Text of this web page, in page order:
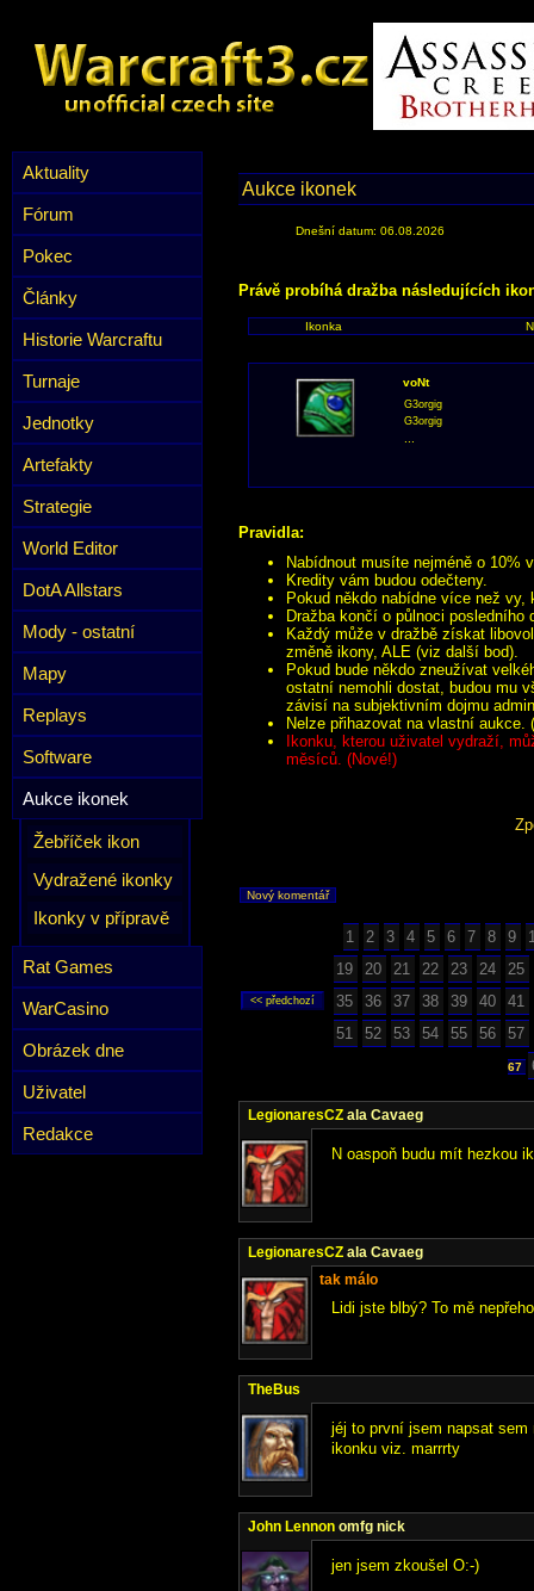
Aktuality
Fórum
Pokec
Články
Historie Warcraftu
Turnaje
Jednotky
Artefakty
Strategie
World Editor
DotA Allstars
Mody - ostatní
Mapy
Replays
Software
Aukce ikonek
Žebříček ikon
Vydražené ikonky
Ikonky v přípravě
Rat Games
WarCasino
Obrázek dne
Uživatel
Redakce
Aukce ikonek
Dnešní datum: 06.08.2026
Právě probíhá dražba následujících
Ikonka
voNt
G3orgig
G3orgig
Pravidla:
Nabídnout musíte nejméně o
Kredity vám budou odečteny.
Pokud někdo nabídne více než
Dražba končí o půlnoci posledního
Každý může v dražbě získat
změně ikony, ALE (viz další bod).
Pokud bude někdo zneužívat
ostatní nemohli dostat, budou mu
závisí na subjektivním dojmu
Nelze přihazovat na vlastní aukce.
Ikonku, kterou uživatel vydraží,
měsíců. (Nové!)
Nový komentář
1 2 3 4 5 6 7 8 9
19
20 21 22 23 24
25
35
36 37 38 39 40
41
51
52 53 54 55 56 57
67
LegionaresCZ ala Cavaeg
N oaspoň budu mít hezkou
LegionaresCZ ala Cavaeg
tak málo
Lidi jste blbý? To mě
TheBus
jéj to první jsem napsat
ikonku viz. marrrty
John Lennon omfg nick
jen jsem zkoušel O:-)